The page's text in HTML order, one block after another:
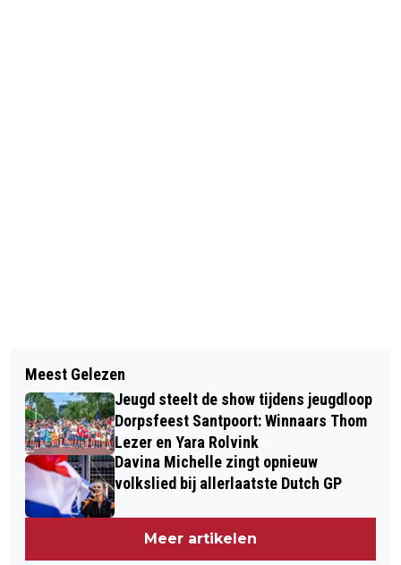
BIJNA 4.000 WANDELAARS
INGESCHREVEN VOOR DE 30 VAN
ZANDVOORT
ZANDVOORT BOUW
STRANDPAVILJOENS SEIZOEN 2024
Meest Gelezen
Jeugd steelt de show tijdens jeugdloop
Dorpsfeest Santpoort: Winnaars Thom
Lezer en Yara Rolvink
Davina Michelle zingt opnieuw
volkslied bij allerlaatste Dutch GP
Meer artikelen